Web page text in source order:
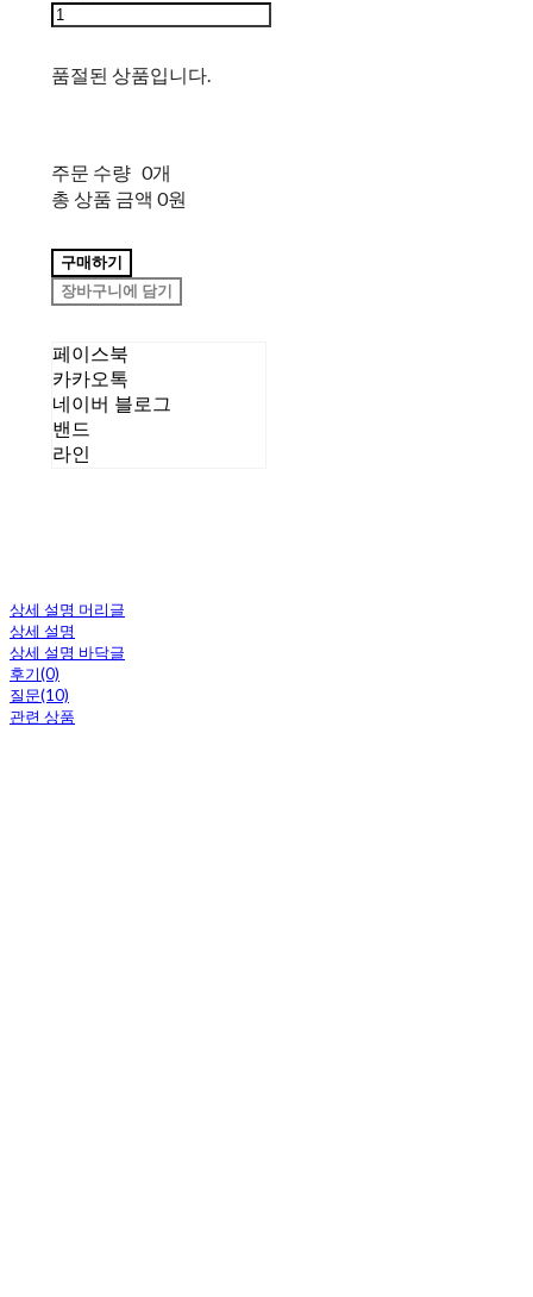
품절된 상품입니다.
주문 수량 0개
총 상품 금액 0원
구매하기
장바구니에 담기
페이스북
카카오톡
네이버 블로그
밴드
라인
상세 설명 머리글
상세 설명
상세 설명 바닥글
후기(0)
질문(10)
관련 상품